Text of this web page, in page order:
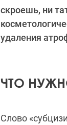
скроешь, ни
удаления
ЧТО
Слово